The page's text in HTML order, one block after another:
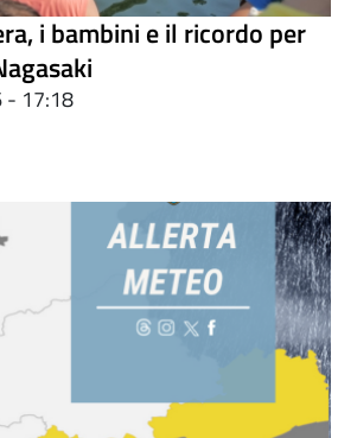
i bambini e il ricordo per
- 17:18